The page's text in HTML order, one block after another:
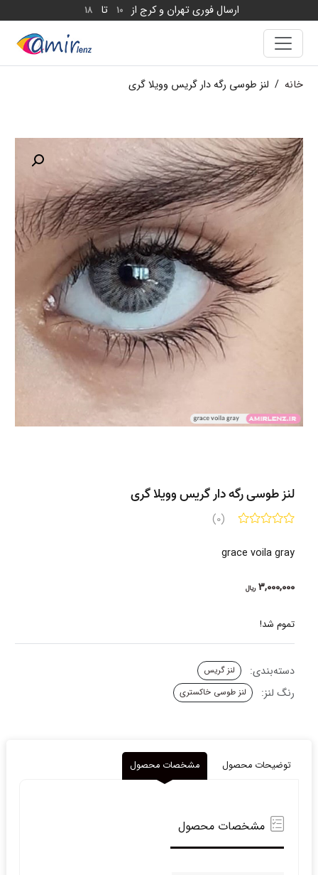
ارسال فوری تهران و کرج از 10 تا 18
خانه / لنز طوسی رگه دار گریس وویلا گری
لنز طوسی رگه دار گریس وویلا گری
(0)
grace voila gray
3,000,000 ریال
تموم شد!
دسته‌بندی: لنز گریس
رنگ لنز: لنز طوسی خاکستری
توضیحات محصول مشخصات محصول
مشخصات محصول